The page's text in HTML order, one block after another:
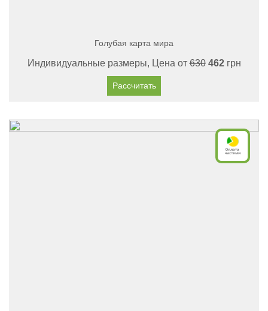
Голубая карта мира
Индивидуальные размеры, Цена от630 462грн
Рассчитать